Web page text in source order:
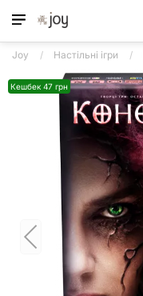
Joy Настільні ігри
Кешбек 47 грн